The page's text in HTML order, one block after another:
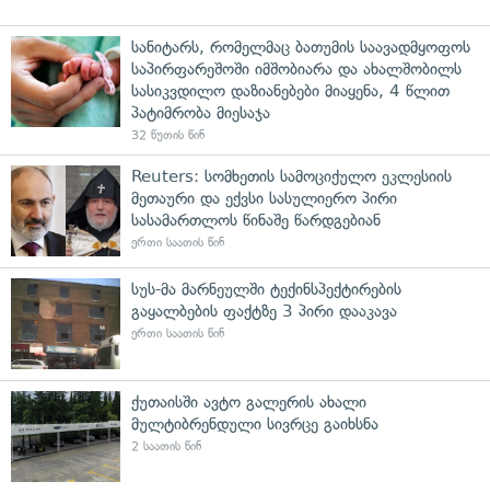
სანიტარს, რომელმაც ბათუმის საავადმყოფოს
საპირფარეშოში იმშობიარა და ახალშობილს
სასიკვდილო დაზიანებები მიაყენა, 4 წლით
პატიმრობა მიესაჯა
32 წუთის წინ
Reuters: სომხეთის სამოციქულო ეკლესიის
მეთაური და ექვსი სასულიერო პირი
სასამართლოს წინაშე წარდგებიან
ერთი საათის წინ
სუს-მა მარნეულში ტექინსპექტირების
გაყალბების ფაქტზე 3 პირი დააკავა
ერთი საათის წინ
ქუთაისში ავტო გალერის ახალი
მულტიბრენდული სივრცე გაიხსნა
2 საათის წინ